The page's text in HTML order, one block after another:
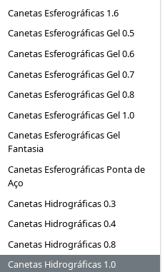
Canetas Esferográficas 1.6
Canetas Esferográficas Gel 0.5
Canetas Esferográficas Gel 0.6
Canetas Esferográficas Gel 0.7
Canetas Esferográficas Gel 0.8
Canetas Esferográficas Gel 1.0
Canetas Esferográficas Gel
Fantasia
Canetas Esferográficas Ponta de
Aço
Canetas Hidrográficas 0.3
Canetas Hidrográficas 0.4
Canetas Hidrográficas 0.8
Canetas Hidrográficas 1.0